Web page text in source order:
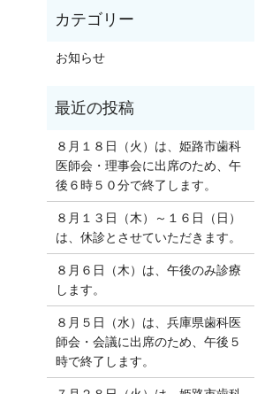
お知らせ
８月１８日（火）は、姫路市歯科
医師会・理事会に出席のため、午
後６時５０分で終了します。
８月１３日（木）～１６日（日）
は、休診とさせていただきます。
８月６日（木）は、午後のみ診療
します。
８月５日（水）は、兵庫県歯科医
師会・会議に出席のため、午後５
時で終了します。